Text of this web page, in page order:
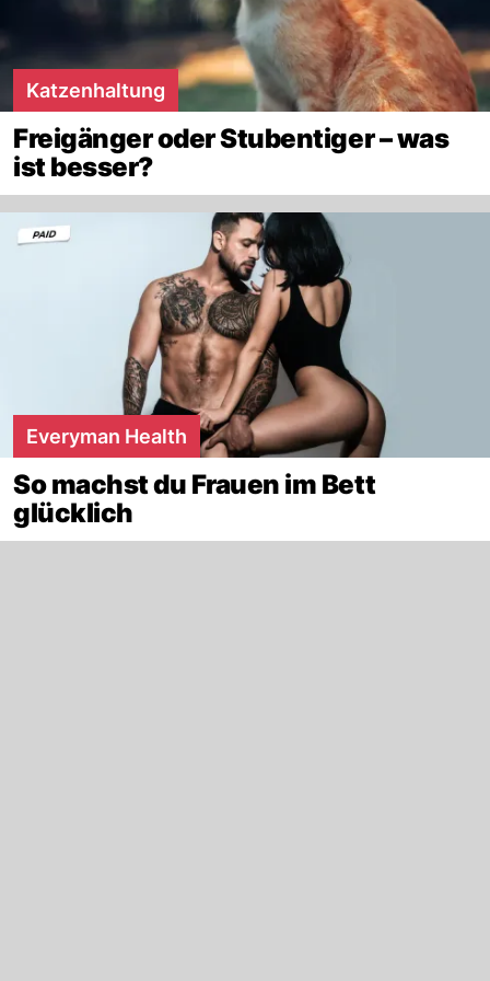
Katzenhaltung
Freigänger oder Stubentiger – was
ist besser?
Everyman Health
So machst du Frauen im Bett
glücklich